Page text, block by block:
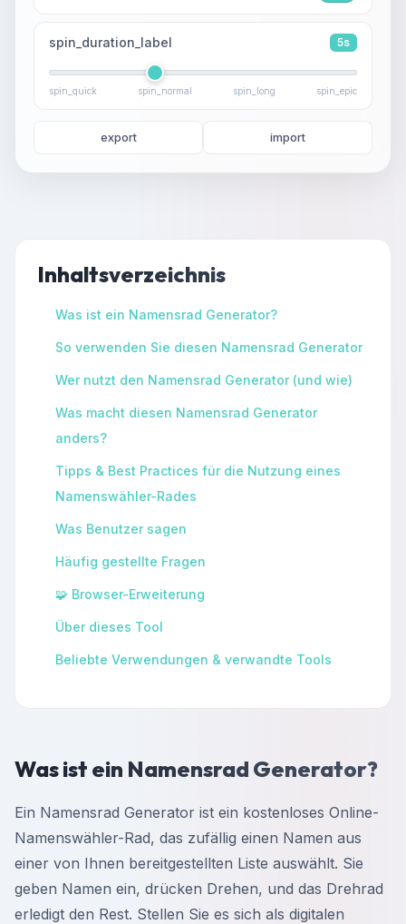
spin_duration_label 5s
spin_quick spin_normal spin_long spin_epic
export import
Inhaltsverzeichnis
Was ist ein Namensrad Generator?
So verwenden Sie diesen Namensrad Generator
Wer nutzt den Namensrad Generator (und wie)
Was macht diesen Namensrad Generator
anders?
Tipps & Best Practices für die Nutzung eines
Namenswähler-Rades
Was Benutzer sagen
Häufig gestellte Fragen
🧩 Browser-Erweiterung
Über dieses Tool
Beliebte Verwendungen & verwandte Tools
Was ist ein Namensrad Generator?
Ein Namensrad Generator ist ein kostenloses Online-
Namenswähler-Rad, das zufällig einen Namen aus
einer von Ihnen bereitgestellten Liste auswählt. Sie
geben Namen ein, drücken Drehen, und das Drehrad
erledigt den Rest. Stellen Sie es sich als digitalen